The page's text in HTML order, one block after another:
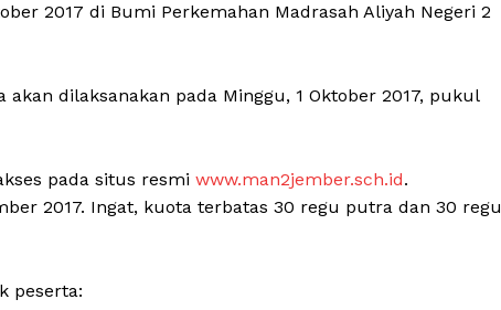
2017 di Bumi Perkemahan Madrasah Aliyah Negeri 2
dilaksanakan pada Minggu, 1 Oktober 2017, pukul
pada situs resmi www.man2jember.sch.id.
2017. Ingat, kuota terbatas 30 regu putra dan 30 regu
peserta: